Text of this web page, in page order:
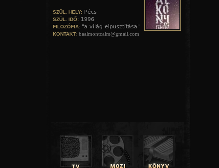
SZÜL. HELY: Pécs
SZÜL. IDŐ: 1996
FILOZÓFIA: "a világ elpusztítása"
KONTAKT: baalmontcalm@gmail.com